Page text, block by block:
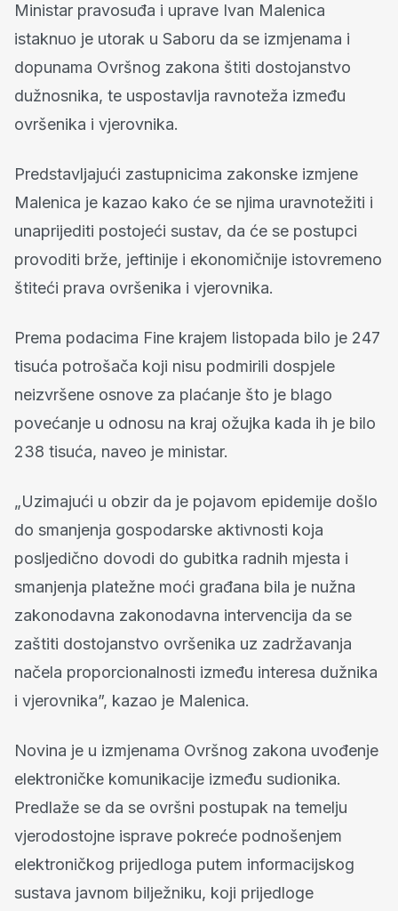
Ministar pravosuđa i uprave Ivan Malenica
istaknuo je utorak u Saboru da se izmjenama i
dopunama Ovršnog zakona štiti dostojanstvo
dužnosnika, te uspostavlja ravnoteža između
ovršenika i vjerovnika.
Predstavljajući zastupnicima zakonske izmjene
Malenica je kazao kako će se njima uravnotežiti i
unaprijediti postojeći sustav, da će se postupci
provoditi brže, jeftinije i ekonomičnije istovremeno
štiteći prava ovršenika i vjerovnika.
Prema podacima Fine krajem listopada bilo je 247
tisuća potrošača koji nisu podmirili dospjele
neizvršene osnove za plaćanje što je blago
povećanje u odnosu na kraj ožujka kada ih je bilo
238 tisuća, naveo je ministar.
„Uzimajući u obzir da je pojavom epidemije došlo
do smanjenja gospodarske aktivnosti koja
posljedično dovodi do gubitka radnih mjesta i
smanjenja platežne moći građana bila je nužna
zakonodavna zakonodavna intervencija da se
zaštiti dostojanstvo ovršenika uz zadržavanja
načela proporcionalnosti između interesa dužnika
i vjerovnika”, kazao je Malenica.
Novina je u izmjenama Ovršnog zakona uvođenje
elektroničke komunikacije između sudionika.
Predlaže se da se ovršni postupak na temelju
vjerodostojne isprave pokreće podnošenjem
elektroničkog prijedloga putem informacijskog
sustava javnom bilježniku, koji prijedloge